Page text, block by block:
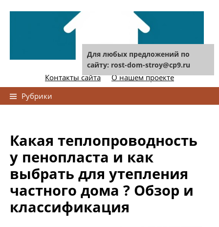
Контакты сайта
О нашем проекте
Рубрики
Какая теплопроводность
у пенопласта и как
выбрать для утепления
частного дома ? Обзор и
классификация
Для любых предложений по
сайту: rost-dom-stroy@cp9.ru